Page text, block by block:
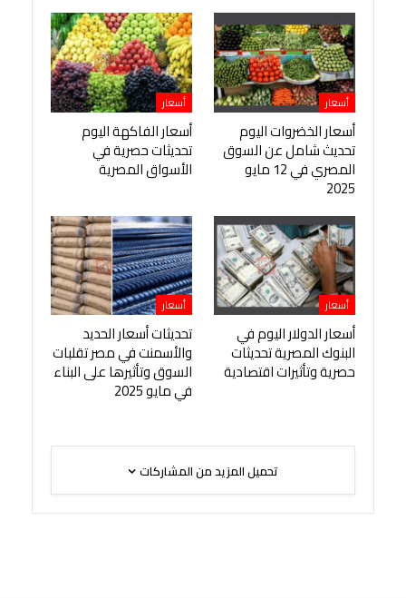
أسعار
أسعار الخضروات اليوم
تحديث شامل عن السوق
المصري في 12 مايو
2025
أسعار
أسعار الفاكهة اليوم
تحديثات حصرية في
الأسواق المصرية
أسعار
أسعار الدولار اليوم في
البنوك المصرية تحديثات
حصرية وتأثيرات اقتصادية
أسعار
تحديثات أسعار الحديد
والأسمنت في مصر تقلبات
السوق وتأثيرها على البناء
في مايو 2025
تحميل المزيد من المشاركات